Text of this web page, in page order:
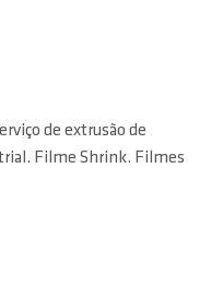
de extrusão de
Filme Shrink. Filmes